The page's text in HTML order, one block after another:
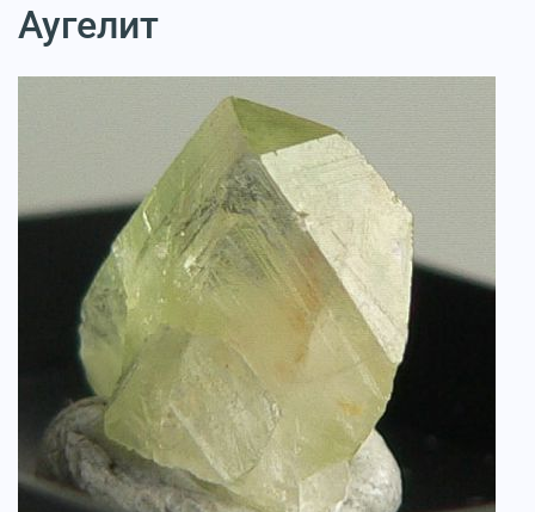
Аугелит